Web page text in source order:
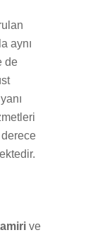
aynı
de
ve